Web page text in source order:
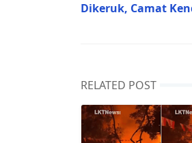
Dikeruk, Camat
RELATED POST